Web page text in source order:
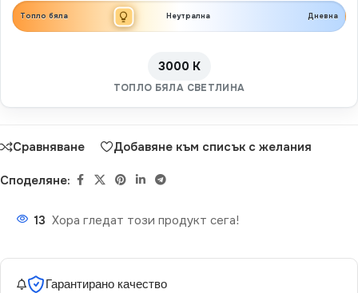
Топло бяла Неутрална Дневна
3000 K
ТОПЛО БЯЛА СВЕТЛИНА
Сравняване Добавяне към списък с желания
Споделяне:
13 Хора гледат този продукт сега!
Гарантирано качество